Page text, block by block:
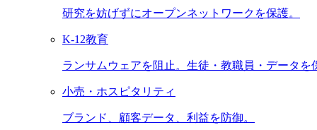
研究を妨げずにオープンネットワークを保護。
K-12教育
ランサムウェアを阻止。生徒・教職員・データを
小売・ホスピタリティ
ブランド、顧客データ、利益を防御。